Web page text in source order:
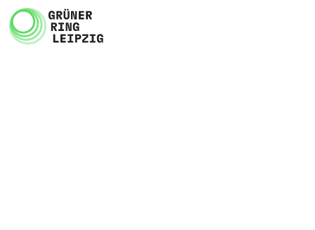
Zum Inhalt springen